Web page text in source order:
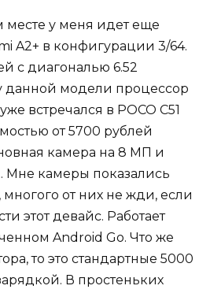
у меня идет еще
A2+ в конфигурации 3/64.
с диагональю 6.52
данной модели процессор
встречался в POCO C51
от 5700 рублей
камера на 8 МП и
Мне камеры показались
от них не жди, если
этот девайс. Работает
Android Go. Что же
то это стандартные 5000
В простеньких